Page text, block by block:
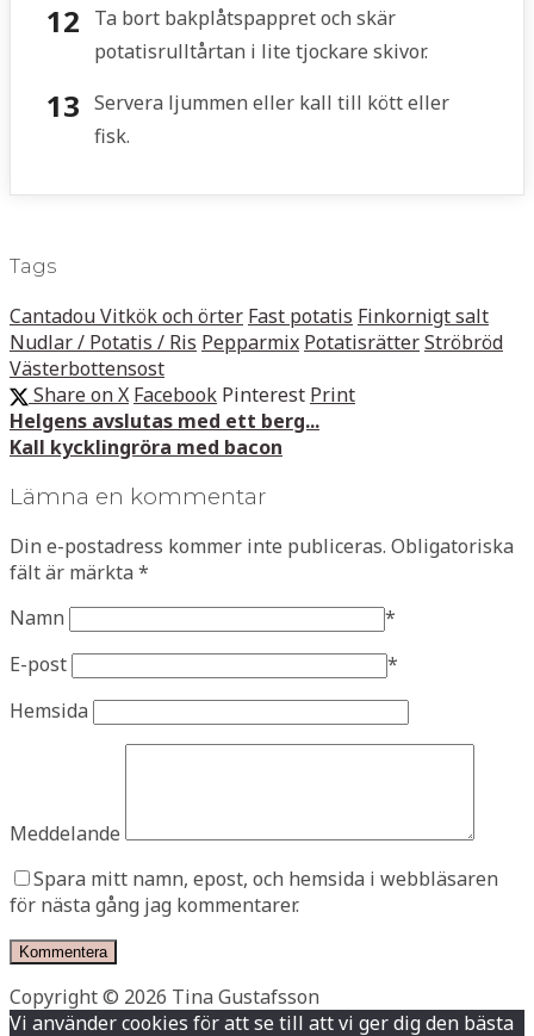
Ta bort bakplåtspappret och skär
potatisrulltårtan i lite tjockare skivor.
Servera ljummen eller kall till kött eller
fisk.
Tags
Cantadou Vitkök och örter Fast potatis Finkornigt salt
Nudlar / Potatis / Ris Pepparmix PotatisrätterStröbröd
Västerbottensost
Share on X Facebook Pinterest Print
Helgens avslutas med ett berg...
Kall kycklingröra med bacon
Lämna en kommentar
Din e-postadress kommer inte publiceras. Obligatoriska
fält är märkta *
Namn
*
E-post
*
Hemsida
Meddelande
Spara mitt namn, epost, och hemsida i webbläsaren
för nästa gång jag kommentarer.
Copyright © 2026 Tina Gustafsson
Vi använder cookies för att se till att vi ger dig den bästa